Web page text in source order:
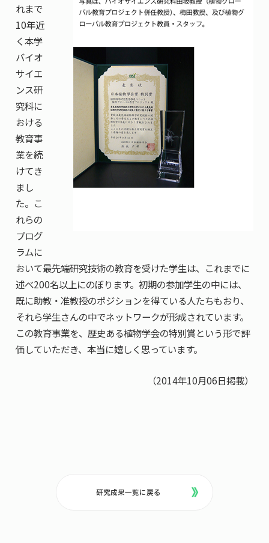
れまで
10年近
く本学
バイオ
サイエ
ンス研
究科に
おける
教育事
業を続
けてき
まし
た。こ
れらの
プログ
ラムに
おいて最先端研究技術の教育を受けた学生は、これまでに
述べ200名以上にのぼります。初期の参加学生の中には、
既に助教・准教授のポジションを得ている人たちもおり、
それら学生さんの中でネットワークが形成されています。
この教育事業を、歴史ある植物学会の特別賞という形で評
価していただき、本当に嬉しく思っています。
（2014年10月06日掲載）
研究成果一覧に戻る